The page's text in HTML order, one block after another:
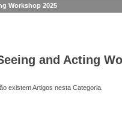
Workshop 2025
and Acting
existem Artigos nesta Categoria.